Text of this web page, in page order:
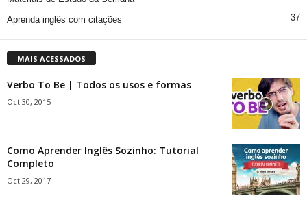
Aprenda inglês com citações 37
MAIS ACESSADOS
Verbo To Be | Todos os usos e formas
Oct 30, 2015
Como Aprender Inglês Sozinho: Tutorial
Completo
Oct 29, 2017